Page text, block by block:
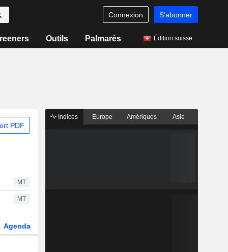
Connexion S'abonner
Outils Palmarès Édition suisse
PDF
MT
MT
Agenda
Indices Europe Amériques Asie